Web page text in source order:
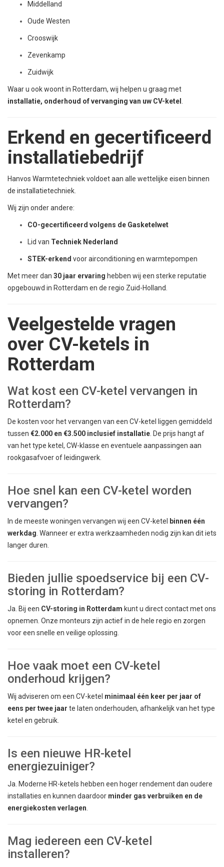
Middelland
Oude Westen
Crooswijk
Zevenkamp
Zuidwijk
Waar u ook woont in Rotterdam, wij helpen u graag met
installatie, onderhoud of vervanging van uw CV-ketel
Erkend en gecertificeerd
installatiebedrijf
Hanvos Warmtetechniek voldoet aan alle wettelijke eisen binnen
de installatietechniek.
Wij zijn onder andere:
CO-gecertificeerd volgens de Gasketelwet
Lid van Techniek Nederland
STEK-erkend voor airconditioning en warmtepompen
Met meer dan 30 jaar ervaring hebben wij een sterke reputatie
opgebouwd in Rotterdam en de regio Zuid-Holland.
Veelgestelde vragen
over CV-ketels in
Rotterdam
Wat kost een CV-ketel vervangen in
Rotterdam?
De kosten voor het vervangen van een CV-ketel liggen gemiddeld
tussen €2.000 en €3.500 inclusief installatie . De prijs hangt af
van het type ketel, CW-klasse en eventuele aanpassingen aan
rookgasafvoer of leidingwerk.
Hoe snel kan een CV-ketel worden
vervangen?
In de meeste woningen vervangen wij een CV-ketel
binnen één
werkdag . Wanneer er extra werkzaamheden nodig zijn kan dit iets
langer duren.
Bieden jullie spoedservice bij een CV-
storing in Rotterdam?
Ja. Bij een CV-storing in Rotterdam kunt u direct contact met ons
opnemen. Onze monteurs zijn actief in de hele regio en zorgen
voor een snelle en veilige oplossing.
Hoe vaak moet een CV-ketel
onderhoud krijgen?
Wij adviseren om een CV-ketel minimaal één keer per jaar of
eens per twee jaar te laten onderhouden, afhankelijk van het type
ketel en gebruik.
Is een nieuwe HR-ketel
energiezuiniger?
Ja. Moderne HR-ketels hebben een hoger rendement dan oudere
installaties en kunnen daardoor minder gas verbruiken en de
energiekosten verlagen
Mag iedereen een CV-ketel
installeren?